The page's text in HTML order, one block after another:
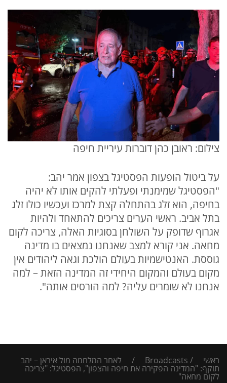
צילום: ראובן כהן דוברות עיריית חיפה
על ביטול הופעות הפסטיגל בצפון אמר יהב:
"הפסטיגל שמימנתי ופעלתי להקים אותו לא יהיה
בחיפה, הוא זלג בהתחלה קצת למרכז ועכשיו כולו זלג
בתל אביב. ראשי הערים צריכים להתאחד ולהיות
אגרוף שדופק על השולחן בסוגיות האלה, צריכה לקום
מחאה. אני קורא למצב שאנחנו נמצאים בו מדינה
גוססת. האנטישמיות בעולם הולכת וגאה ליהודים אין
מקום בעולם והמקום היחידי זה המדינה הזאת – למה
אנחנו לא שומרים עליה? למה הורסים אותה".
ראשי /
Broadcasts
/ לאחר המלחמה מול איראן – יהב
תוקף: "המדינה הפקירה את חיפה והצפון", הפסטיגל: "צריכה
לקום מחאה"